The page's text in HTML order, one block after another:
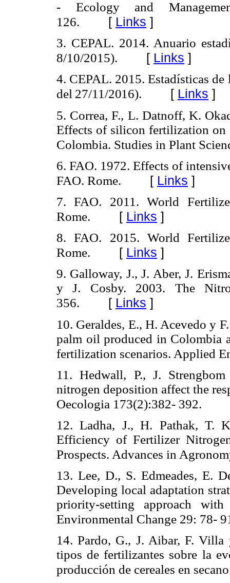
- Ecology and
126. [ Links ]
3. CEPAL. 2014. Anuario
8/10/2015). [ Links ]
4. CEPAL. 2015. Estadísticas
del 27/11/2016). [ Links ]
5. Correa, F., L. Datnoff, K.
Effects of silicon fertilization on
Colombia. Studies in Plant
6. FAO. 1972. Effects of
FAO. Rome. [ Links ]
7. FAO. 2011. World
Rome. [ Links ]
8. FAO. 2015. World
Rome. [ Links ]
9. Galloway, J., J. Aber, J.
y J. Cosby. 2003. The
356. [ Links ]
10. Geraldes, E., H. Acevedo y
palm oil produced in Colombia
fertilization scenarios. Applied
11. Hedwall, P., J.
nitrogen deposition affect the re
Oecologia 173(2):382- 392.
12. Ladha, J., H. Pathak, T.
Efficiency of Fertilizer
Prospects. Advances in
13. Lee, D., S. Edmeades, E.
Developing local adaptation
priority-setting approach
Environmental Change 29: 78-
14. Pardo, G., J. Aibar, F.
tipos de fertilizantes sobre la
producción de cereales en